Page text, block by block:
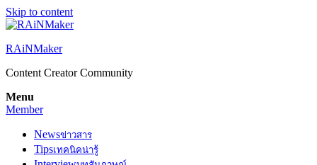
Skip to content
RAiNMaker
Content Creator Community
Menu
Member
Newsข่าวสาร
Tipsเทคนิคน่ารู้